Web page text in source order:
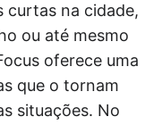
curtas na cidade,
ou até mesmo
oferece uma
que o tornam
situações. No